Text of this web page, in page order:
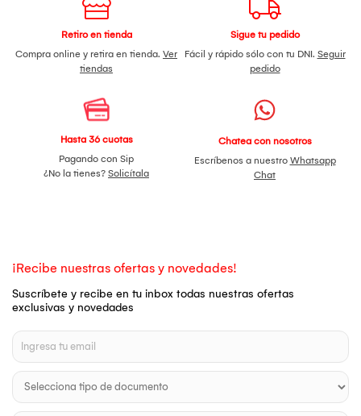
Retiro en tienda
Compra online y retira en tienda. Ver
tiendas
Sigue tu pedido
Fácil y rápido sólo con tu DNI. Seguir
pedido
Hasta 36 cuotas
Pagando con Sip
¿No la tienes? Solicítala
Chatea con nosotros
Escríbenos a nuestro Whatsapp
Chat
¡Recibe nuestras ofertas y novedades!
Suscríbete y recibe en tu inbox todas nuestras ofertas
exclusivas y novedades